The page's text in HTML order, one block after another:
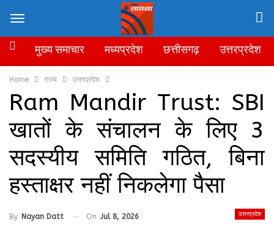
Home राज्य उत्तरप्रदेश
Ram Mandir Trust: SBI
खातों के संचालन के लिए 3
सदस्यीय समिति गठित, बिना
हस्ताक्षर नहीं निकलेगा पैसा
उत्तरप्रदेश
By Nayan Datt On Jul 8, 2026
मुख्य समाचार मध्यप्रदेश छत्तीसगढ़ उत्तरप्रदेश